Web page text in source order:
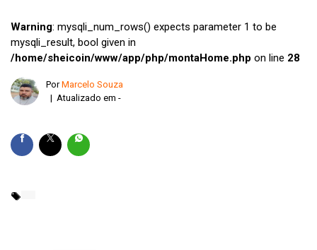
Warning: mysqli_num_rows() expects parameter 1 to be
mysqli_result, bool given in
/home/sheicoin/www/app/php/montaHome.php on line 28
PorMarcelo Souza
| Atualizado em -